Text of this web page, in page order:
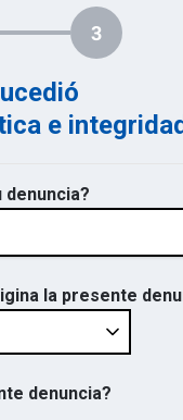
3
e integridad
la presente
denuncia?